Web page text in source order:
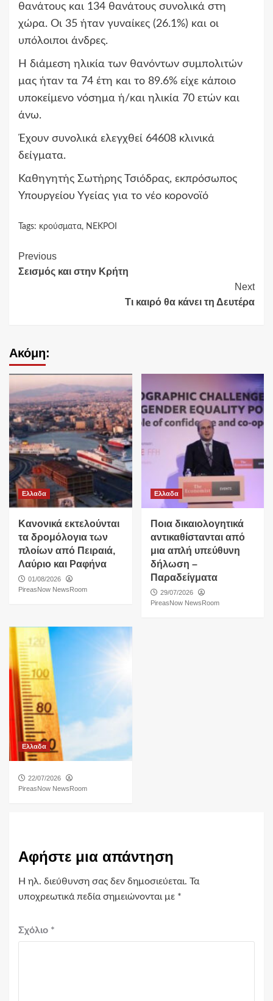
θανάτους και 134 θανάτους συνολικά στη
χώρα. Οι 35 ήταν γυναίκες (26.1%) και οι
υπόλοιποι άνδρες.
Η διάμεση ηλικία των θανόντων συμπολιτών
μας ήταν τα 74 έτη και το 89.6% είχε κάποιο
υποκείμενο νόσημα ή/και ηλικία 70 ετών και
άνω.
Έχουν συνολικά ελεγχθεί 64608 κλινικά
δείγματα.
Καθηγητής Σωτήρης Τσιόδρας, εκπρόσωπος
Υπουργείου Υγείας για το νέο κορονοϊό
Tags: κρούσματα, ΝΕΚΡΟΙ
Continue
Reading
Previous
Σεισμός και στην Κρήτη
Next
Τι καιρό θα κάνει τη Δευτέρα
Ακόμη:
Ελλαδα
Κανονικά εκτελούνται
τα δρομόλογια των
πλοίων από Πειραιά,
Λαύριο και Ραφήνα
01/08/2026
PireasNow NewsRoom
Ελλαδα
Ποια δικαιολογητικά
αντικαθίστανται από
μια απλή υπεύθυνη
δήλωση –
Παραδείγματα
29/07/2026
PireasNow NewsRoom
Ελλαδα
22/07/2026
PireasNow NewsRoom
Αφήστε μια απάντηση
Η ηλ. διεύθυνση σας δεν δημοσιεύεται. Τα
υποχρεωτικά πεδία σημειώνονται με *
Σχόλιο *